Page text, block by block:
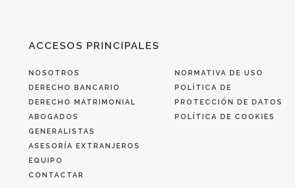
ACCESOS PRINCIPALES
NOSOTROS
DERECHO BANCARIO
DERECHO MATRIMONIAL
ABOGADOS
GENERALISTAS
ASESORÍA EXTRANJEROS
EQUIPO
CONTACTAR
NORMATIVA DE USO
POLÍTICA DE
PROTECCIÓN DE DATOS
POLÍTICA DE COOKIES